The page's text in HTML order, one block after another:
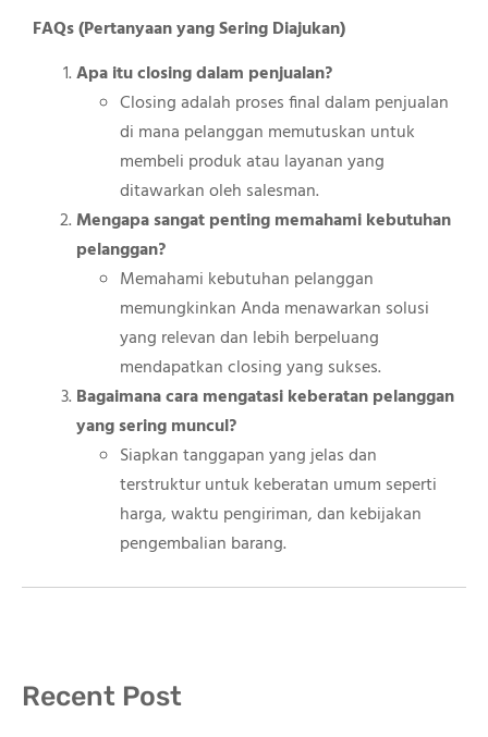
FAQs (Pertanyaan yang Sering Diajukan)
Apa itu closing dalam penjualan?
Closing adalah proses final dalam penjualan
di mana pelanggan memutuskan untuk
membeli produk atau layanan yang
ditawarkan oleh salesman.
Mengapa sangat penting memahami kebutuhan
pelanggan?
Memahami kebutuhan pelanggan
memungkinkan Anda menawarkan solusi
yang relevan dan lebih berpeluang
mendapatkan closing yang sukses.
Bagaimana cara mengatasi keberatan pelanggan
yang sering muncul?
Siapkan tanggapan yang jelas dan
terstruktur untuk keberatan umum seperti
harga, waktu pengiriman, dan kebijakan
pengembalian barang.
Recent Post